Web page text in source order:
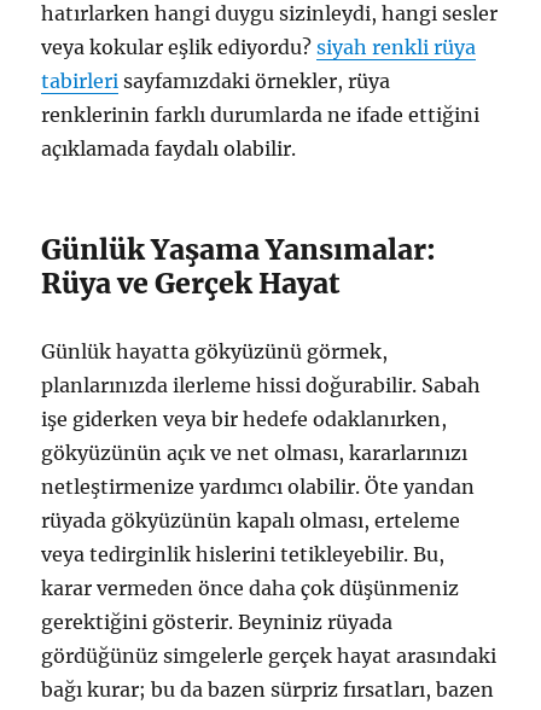
hatırlarken hangi duygu sizinleydi, hangi sesler
veya kokular eşlik ediyordu?siyah renkli rüya
tabirleri sayfamızdaki örnekler, rüya
renklerinin farklı durumlarda ne ifade ettiğini
açıklamada faydalı olabilir.
Günlük Yaşama Yansımalar:
Rüya ve Gerçek Hayat
Günlük hayatta gökyüzünü görmek,
planlarınızda ilerleme hissi doğurabilir. Sabah
işe giderken veya bir hedefe odaklanırken,
gökyüzünün açık ve net olması, kararlarınızı
netleştirmenize yardımcı olabilir. Öte yandan
rüyada gökyüzünün kapalı olması, erteleme
veya tedirginlik hislerini tetikleyebilir. Bu,
karar vermeden önce daha çok düşünmeniz
gerektiğini gösterir. Beyniniz rüyada
gördüğünüz simgelerle gerçek hayat arasındaki
bağı kurar; bu da bazen sürpriz fırsatları, bazen